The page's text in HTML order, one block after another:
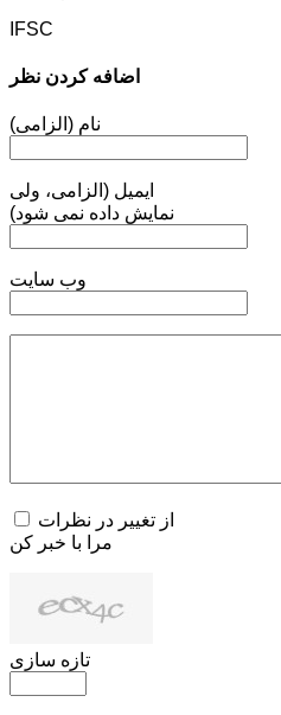
IFSC
اضافه کردن نظر
نام (الزامی)
ایمیل (الزامی، ولی
نمایش داده نمی شود)
وب سایت
از تغییر در نظرات
مرا با خبر کن
تازه سازی